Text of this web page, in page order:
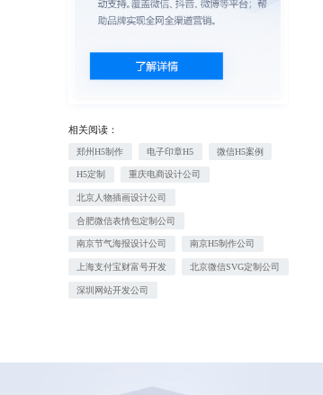
相关阅读：
郑州H5制作 电子印章H5 微信H5案例
H5定制 重庆电商设计公司
北京人物插画设计公司
合肥微信表情包定制公司
南京节气海报设计公司 南京H5制作公司
上海支付宝财富号开发 北京微信SVG定制公司
深圳网站开发公司